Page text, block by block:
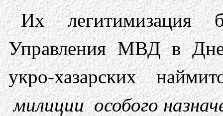
Их легитимизация
Управления МВД в
укро-хазарских
милиции особого